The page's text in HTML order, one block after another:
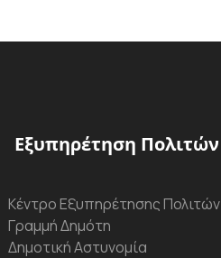
Εξυπηρέτηση Πολιτών
Κέντρο Εξυπηρέτησης Πολιτών
Γραμμή Δημότη
Δημοτική Αστυνομία